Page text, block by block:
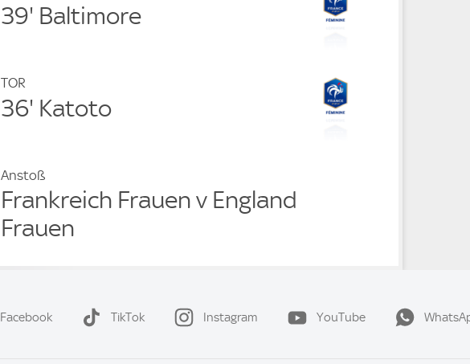
39' Baltimore
TOR
36' Katoto
Anstoß
Frankreich Frauen v England
Frauen
Facebook TikTok Instagram YouTube